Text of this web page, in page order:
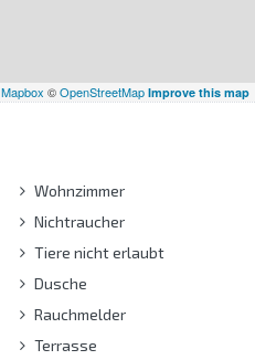
Mapbox ©OpenStreetMap Improve this map
Wohnzimmer
Nichtraucher
Tiere nicht erlaubt
Dusche
Rauchmelder
Terrasse